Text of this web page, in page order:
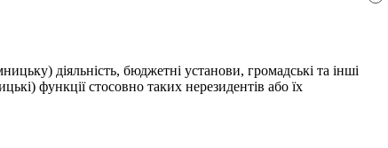
діяльність, бюджетні установи, громадські та інші
функції стосовно таких нерезидентів або їх